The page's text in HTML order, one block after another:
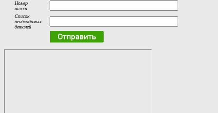
Номер
шасси
Список
необходимых
деталей